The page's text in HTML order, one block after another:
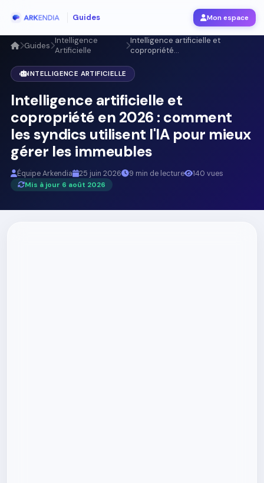
Guides Mon espace
Guides Intelligence
Artificielle
Intelligence artificielle et
copropriété...
INTELLIGENCE ARTIFICIELLE
Intelligence artificielle et
copropriété en 2026 : comment
les syndics utilisent l'IA pour mieux
gérer les immeubles
Équipe Arkendia 25 juin 2026 9 min de lecture
140 vues
Mis à jour 6 août 2026